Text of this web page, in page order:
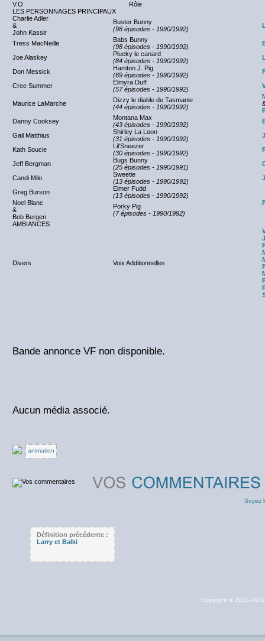
V.O
Rôle
LES PERSONNAGES PRINCIPAUX
Charlie Adler
&
John Kassir
Buster Bunny
(98 épisodes - 1990/1992)
Tress MacNeille
Babs Bunny
(98 épisodes - 1990/1992)
Joe Alaskey
Plucky le canard
(84 épisodes - 1990/1992)
Don Messick
Hamton J. Pig
(69 épisodes - 1990/1992)
Cree Summer
Elmyra Duff
(57 épisodes - 1990/1992)
Maurice LaMarche
Dizzy le diable de Tasmanie
(44 épisodes - 1990/1992)
Danny Cooksey
Montana Max
(43 épisodes - 1990/1992)
Gail Matthius
Shirley La Loon
(31 épisodes - 1990/1992)
Kath Soucie
Lil'Sneezer
(30 épisodes - 1990/1992)
Jeff Bergman
Bugs Bunny
(25 épisodes - 1990/1991)
Candi Milo
Sweetie
(13 épisodes - 1990/1992)
Greg Burson
Elmer Fudd
(13 épisodes - 1990/1992)
Noel Blanc
&
Bob Bergen
Porky Pig
(7 épisodes - 1990/1992)
AMBIANCES
Divers Voix Additionnelles
Bande annonce VF non disponible.
Aucun média associé.
animation
Soyez
Définition précédente :
Larry et Balki
Copyright © 2011-